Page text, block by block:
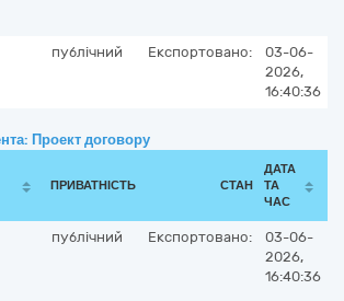
публічний Експортовано:
03-06-
2026,
16:40:36
Проект договору
ПРИВАТНІСТЬ СТАН
ДАТА
ТА
ЧАС
публічний Експортовано:
03-06-
2026,
16:40:36